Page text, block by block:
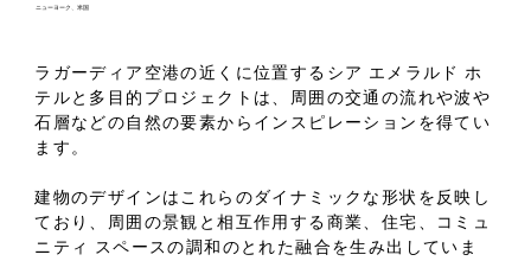
ニューヨーク、米国
ラガーディア空港の近くに位置するシア エメラルド ホ
テルと多目的プロジェクトは、周囲の交通の流れや波や
石層などの自然の要素からインスピレーションを得てい
ます。
建物のデザインはこれらのダイナミックな形状を反映し
ており、周囲の景観と相互作用する商業、住宅、コミュ
ニティ スペースの調和のとれた融合を生み出していま